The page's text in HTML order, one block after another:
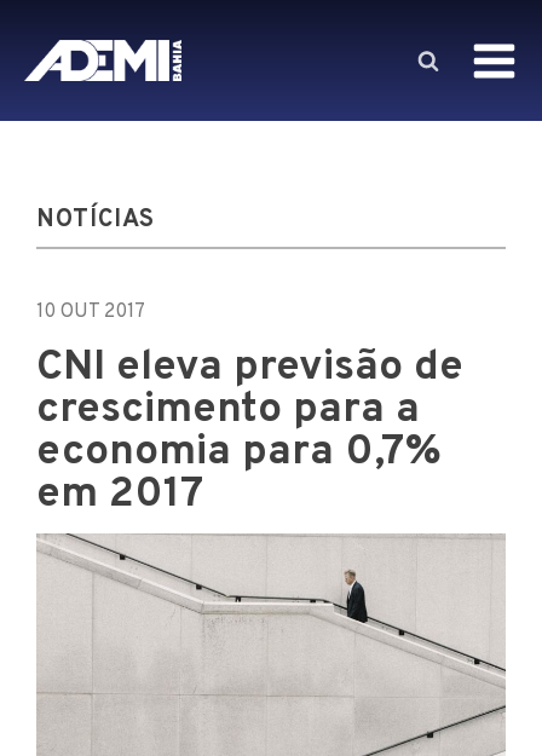
NOTÍCIAS
10 OUT 2017
CNI eleva previsão de
crescimento para a
economia para 0,7%
em 2017